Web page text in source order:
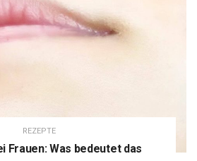
REZEPTE
Frauen: Was bedeutet das